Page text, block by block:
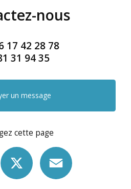
nous
17 42 28 78
31 94 35
un message
cette page